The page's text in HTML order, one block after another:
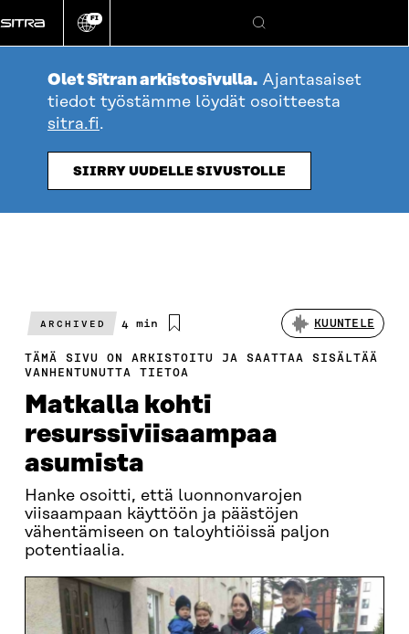
suoraan
sisältöön
Vaihda
kieli
FI
Hae
Olet Sitran arkistosivulla. Ajantasaiset
tiedot työstämme löydät osoitteesta
sitra.fi.
SIIRRY UUDELLE SIVUSTOLLE
ARCHIVED
Arvioitu
4 min KUUNTELE
TÄMÄ SIVU ON ARKISTOITU JA SAATTAA SISÄLTÄÄ
VANHENTUNUTTA TIETOA
Matkalla kohti
resurssiviisaampaa
asumista
Hanke osoitti, että luonnonvarojen
viisaampaan käyttöön ja päästöjen
vähentämiseen on taloyhtiöissä paljon
potentiaalia.